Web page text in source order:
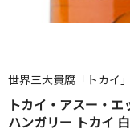
世界三大貴腐「トカイ
トカイ・アスー・
ハンガリー トカイ